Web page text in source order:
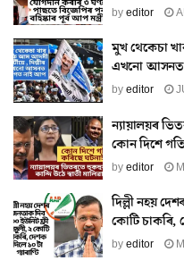
byeditor
মুখ থেকেচা
এখনো
byeditor
ন্যায়ালয়ৰ
কোন দিশে
byeditor
দিল্লী নহয়
কোটি চাকৰি,
byeditor